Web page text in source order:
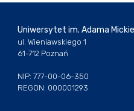
Uniwersytet im. Adama
ul. Wieniawskiego 1
61-712 Poznań
NIP: 777-00-06-350
REGON: 000001293